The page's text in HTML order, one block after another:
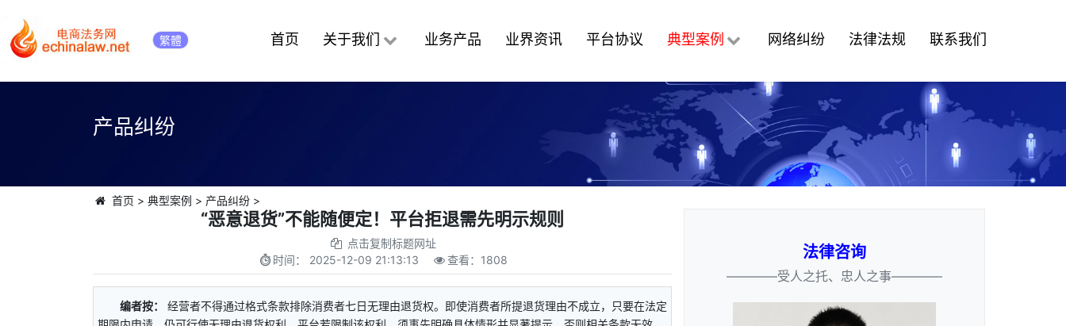
繁體 首页 关于我们 业务产品 业界资讯 平台协议 典型案例 网络纠纷 法律法规 联系我们
产品纠纷
首页 > 典型案例 > 产品纠纷>
“恶意退货”不能随便定！平台拒退需先明示规则
点击复制标题网址
时间： 2025-12-09 21:13:13 查看： 1808
编者按：
经营者不得通过格式条款排除消费者七日无理由退货权。即使消费者所提退货理由不成立，只要在法定
法律咨询
————受人之托、忠人之事————